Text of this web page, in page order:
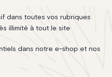
dans toutes vos rubriques
illimité à tout le site
dans notre e-shop et nos